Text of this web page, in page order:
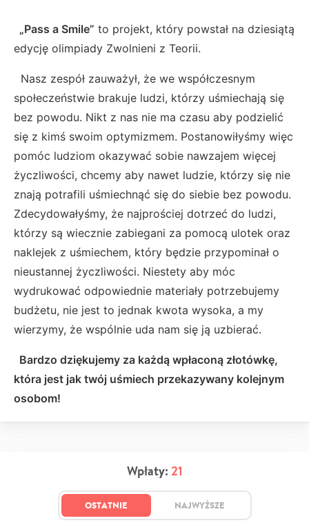
„Pass a Smile” to projekt, który powstał na dziesiątą
edycję olimpiady Zwolnieni z Teorii.
Nasz zespół zauważył, że we współczesnym
społeczeństwie brakuje ludzi, którzy uśmiechają się
bez powodu. Nikt z nas nie ma czasu aby podzielić
się z kimś swoim optymizmem. Postanowiłyśmy więc
pomóc ludziom okazywać sobie nawzajem więcej
życzliwości, chcemy aby nawet ludzie, którzy się nie
znają potrafili uśmiechnąć się do siebie bez powodu.
Zdecydowałyśmy, że najprościej dotrzeć do ludzi,
którzy są wiecznie zabiegani za pomocą ulotek oraz
naklejek z uśmiechem, który będzie przypominał o
nieustannej życzliwości. Niestety aby móc
wydrukować odpowiednie materiały potrzebujemy
budżetu, nie jest to jednak kwota wysoka, a my
wierzymy, że wspólnie uda nam się ją uzbierać.
Bardzo dziękujemy za każdą wpłaconą złotówkę,
która jest jak twój uśmiech przekazywany kolejnym
osobom!
Wpłaty: 21
OSTATNIE NAJWYŻSZE